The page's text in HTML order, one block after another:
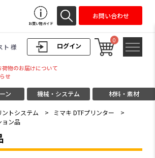
ログイン
ト 様
0
お買い物ガイド
お問い合わせ
荷物のお届けについて
せ
ン 機械・システム 材料・素材
ントシステム > ミマキ DTFプリンター
>
ョン品